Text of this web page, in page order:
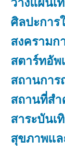
ศิลปะการ
สงครามก
สตาร์ทอัพ
สถานการ
สถานที่ส
สาระบันเ
สุขภาพแ